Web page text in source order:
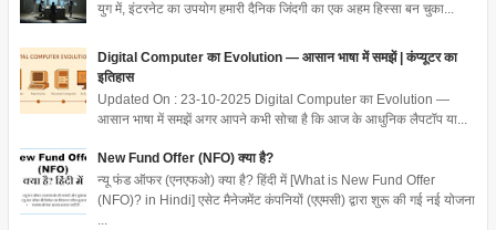
युग में, इंटरनेट का उपयोग हमारी दैनिक जिंदगी का एक अहम हिस्सा बन चुका...
Digital Computer का Evolution — आसान भाषा में समझें | कंप्यूटर का
इतिहास
Updated On : 23-10-2025 Digital Computer का Evolution —
आसान भाषा में समझें अगर आपने कभी सोचा है कि आज के आधुनिक लैपटॉप या...
New Fund Offer (NFO) क्या है?
न्यू फंड ऑफर (एनएफओ) क्या है? हिंदी में [What is New Fund Offer
(NFO)? in Hindi] एसेट मैनेजमेंट कंपनियों (एएमसी) द्वारा शुरू की गई नई योजना
...